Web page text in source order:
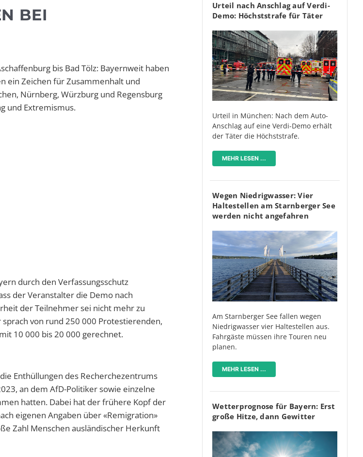
BEI
bis Bad Tölz: Bayernweit haben
ein Zeichen für Zusammenhalt und
Nürnberg, Würzburg und Regensburg
und Extremismus.
durch den Verfassungsschutz
der Veranstalter die Demo nach
der Teilnehmer sei nicht mehr zu
von rund 250 000 Protestierenden,
10 000 bis 20 000 gerechnet.
Enthüllungen des Recherchezentrums
an dem AfD-Politiker sowie einzelne
hatten. Dabei hat der frühere Kopf der
eigenen Angaben über «Remigration»
Zahl Menschen ausländischer Herkunft
Urteil nach Anschlag auf Verdi-
Demo: Höchststrafe für Täter
Urteil in München: Nach dem Auto-
Anschlag auf eine Verdi-Demo erhält
der Täter die Höchststrafe.
MEHR LESEN ...
Wegen Niedrigwasser: Vier
Haltestellen am Starnberger See
werden nicht angefahren
Am Starnberger See fallen wegen
Niedrigwasser vier Haltestellen aus.
Fahrgäste müssen ihre Touren neu
planen.
MEHR LESEN ...
Wetterprognose für Bayern: Erst
große Hitze, dann Gewitter